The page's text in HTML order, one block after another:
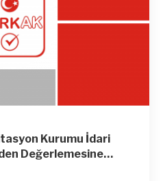
Kurumu İdari
Değerlemesine